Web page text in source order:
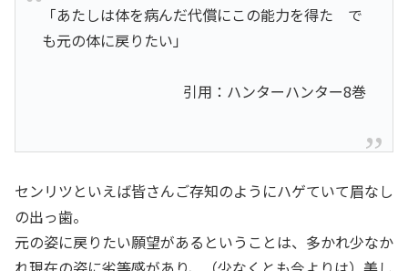
「あたしは体を病んだ代償にこの能力を得た で
も元の体に戻りたい」
引用：ハンターハンター8巻
センリツといえば皆さんご存知のようにハゲていて眉なし
の出っ歯。
元の姿に戻りたい願望があるということは、多かれ少なか